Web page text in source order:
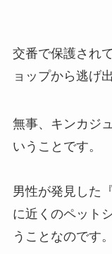
交番で保護され
ョップから逃げ
無事、キンカジ
いうことです。
男性が発見した
に近くのペット
うことなのです。